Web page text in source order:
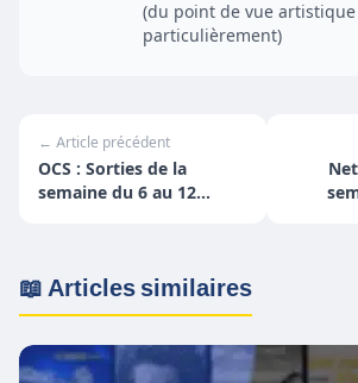
(du point de vue
particulièrement)
← Article précédent
OCS : Sorties de la
semaine du 6 au 12
📖 Articles similaires